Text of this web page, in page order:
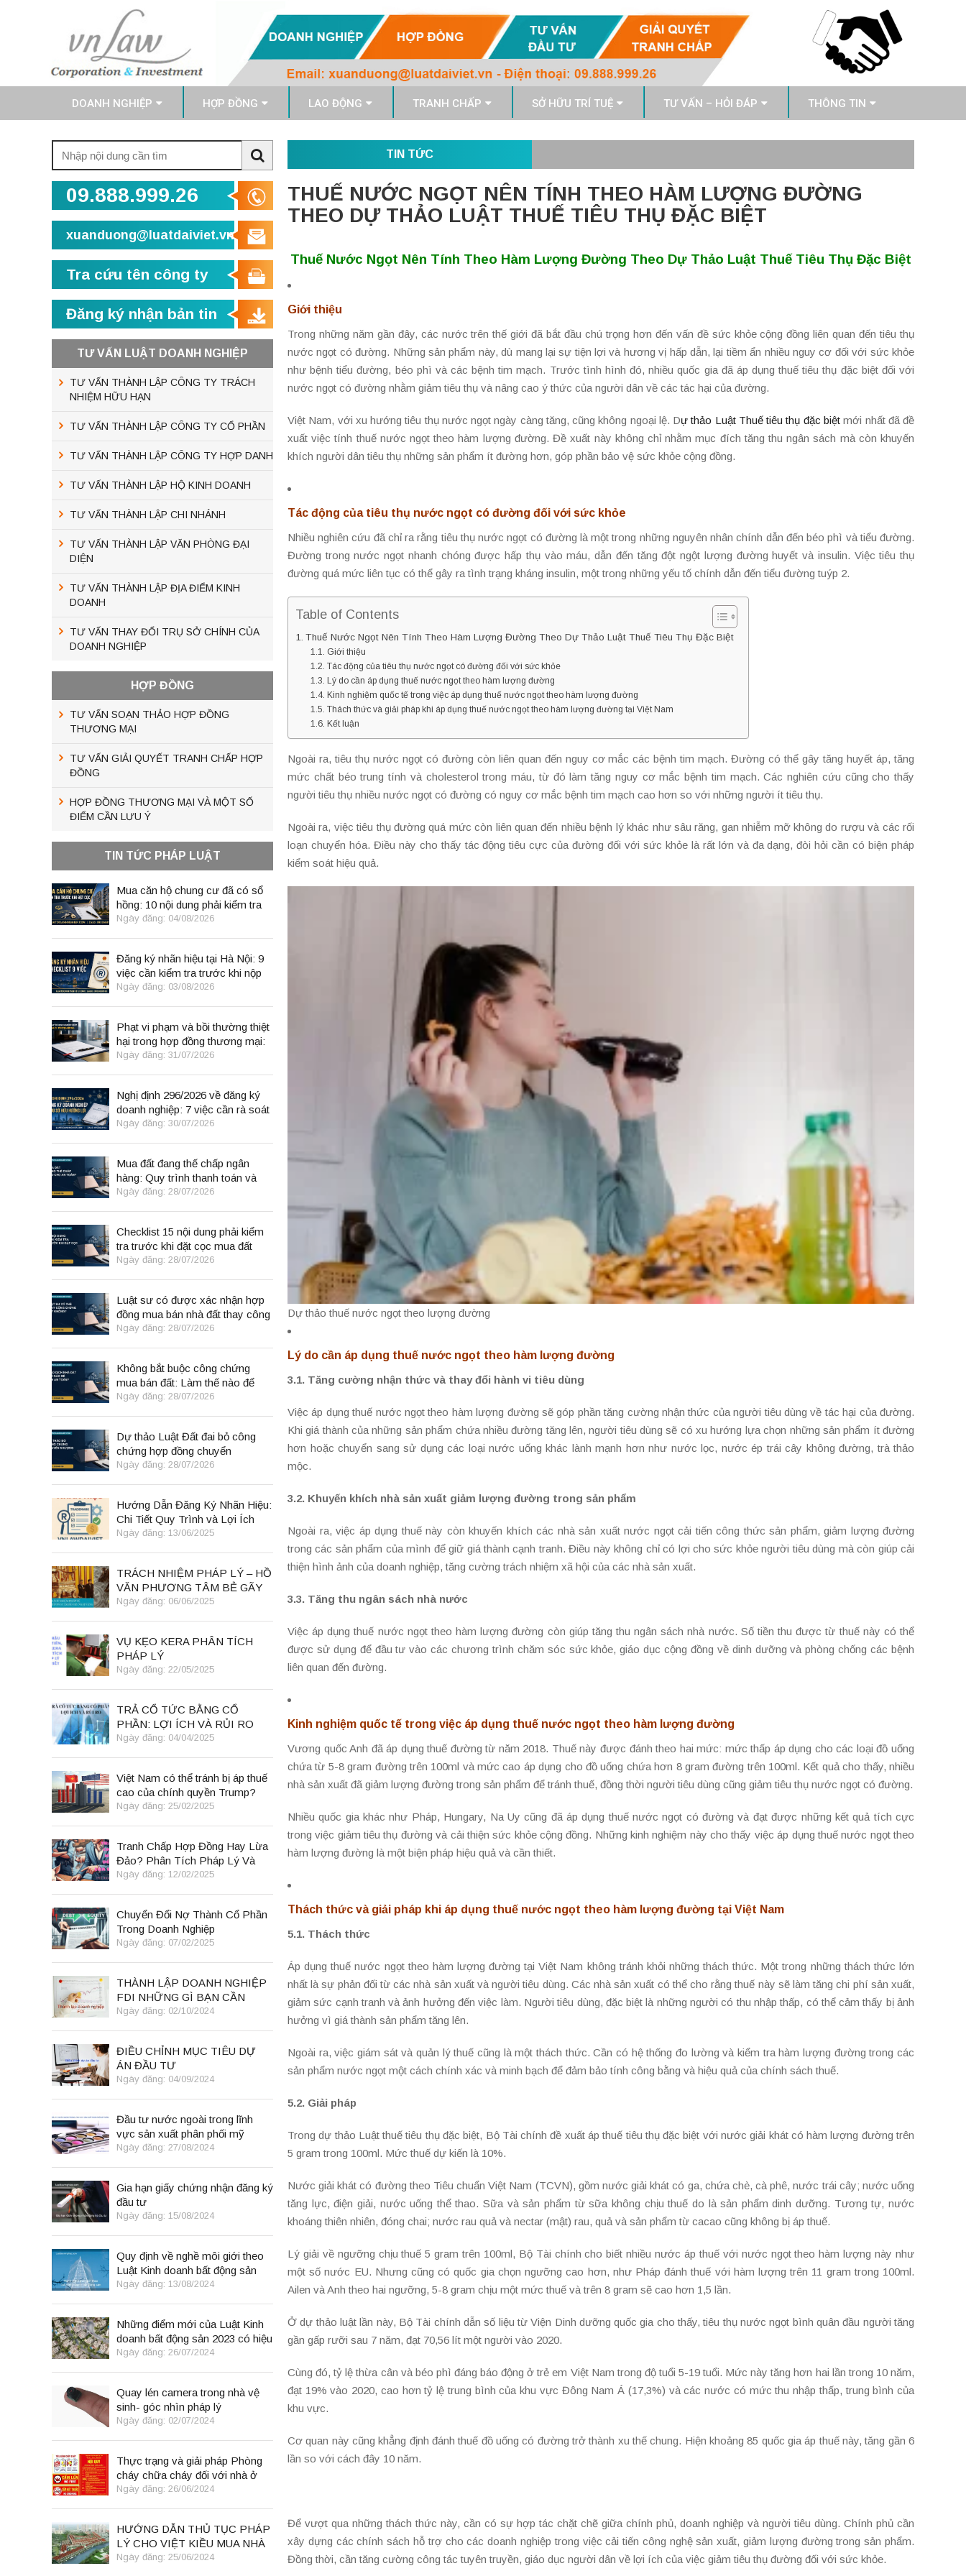
DOANH NGHIỆP HỢP ĐỒNG LAO ĐỘNG TRANH CHẤP SỞ HỮU TRÍ TUỆ TƯ VẤN – HỎI ĐÁP THÔNG TIN
TIN TỨC
THUẾ NƯỚC NGỌT NÊN TÍNH THEO HÀM LƯỢNG ĐƯỜNG
THEO DỰ THẢO LUẬT THUẾ TIÊU THỤ ĐẶC BIỆT
Thuế Nước Ngọt Nên Tính Theo Hàm Lượng Đường Theo Dự Thảo Luật Thuế Tiêu Thụ Đặc Biệt
Giới thiệu
Trong những năm gần đây, các nước trên thế giới đã bắt đầu chú trọng hơn đến vấn đề sức khỏe cộng đồng liên quan đến tiêu thụ
nước ngọt có đường. Những sản phẩm này, dù mang lại sự tiện lợi và hương vị hấp dẫn, lại tiềm ẩn nhiều nguy cơ đối với sức khỏe
như bệnh tiểu đường, béo phì và các bệnh tim mạch. Trước tình hình đó, nhiều quốc gia đã áp dụng thuế tiêu thụ đặc biệt đối với
nước ngọt có đường nhằm giảm tiêu thụ và nâng cao ý thức của người dân về các tác hại của đường.
Việt Nam, với xu hướng tiêu thụ nước ngọt ngày càng tăng, cũng không ngoại lệ. Dự thảo Luật Thuế tiêu thụ đặc biệtmới nhất đã đề
xuất việc tính thuế nước ngọt theo hàm lượng đường. Đề xuất này không chỉ nhằm mục đích tăng thu ngân sách mà còn khuyến
khích người dân tiêu thụ những sản phẩm ít đường hơn, góp phần bảo vệ sức khỏe cộng đồng.
Tác động của tiêu thụ nước ngọt có đường đối với sức khỏe
Nhiều nghiên cứu đã chỉ ra rằng tiêu thụ nước ngọt có đường là một trong những nguyên nhân chính dẫn đến béo phì và tiểu đường.
Đường trong nước ngọt nhanh chóng được hấp thụ vào máu, dẫn đến tăng đột ngột lượng đường huyết và insulin. Việc tiêu thụ
đường quá mức liên tục có thể gây ra tình trạng kháng insulin, một trong những yếu tố chính dẫn đến tiểu đường tuýp 2.
Table of Contents
Thuế Nước Ngọt Nên Tính Theo Hàm Lượng Đường Theo Dự Thảo Luật Thuế Tiêu Thụ Đặc Biệt
Giới thiệu
Tác động của tiêu thụ nước ngọt có đường đối với sức khỏe
Lý do cần áp dụng thuế nước ngọt theo hàm lượng đường
Kinh nghiệm quốc tế trong việc áp dụng thuế nước ngọt theo hàm lượng đường
Thách thức và giải pháp khi áp dụng thuế nước ngọt theo hàm lượng đường tại Việt Nam
Kết luận
Ngoài ra, tiêu thụ nước ngọt có đường còn liên quan đến nguy cơ mắc các bệnh tim mạch. Đường có thể gây tăng huyết áp, tăng
mức chất béo trung tính và cholesterol trong máu, từ đó làm tăng nguy cơ mắc bệnh tim mạch. Các nghiên cứu cũng cho thấy
người tiêu thụ nhiều nước ngọt có đường có nguy cơ mắc bệnh tim mạch cao hơn so với những người ít tiêu thụ.
Ngoài ra, việc tiêu thụ đường quá mức còn liên quan đến nhiều bệnh lý khác như sâu răng, gan nhiễm mỡ không do rượu và các rối
loạn chuyển hóa. Điều này cho thấy tác động tiêu cực của đường đối với sức khỏe là rất lớn và đa dạng, đòi hỏi cần có biện pháp
kiểm soát hiệu quả.
Dự thảo thuế nước ngọt theo lượng đường
Lý do cần áp dụng thuế nước ngọt theo hàm lượng đường
3.1. Tăng cường nhận thức và thay đổi hành vi tiêu dùng
Việc áp dụng thuế nước ngọt theo hàm lượng đường sẽ góp phần tăng cường nhận thức của người tiêu dùng về tác hại của đường.
Khi giá thành của những sản phẩm chứa nhiều đường tăng lên, người tiêu dùng sẽ có xu hướng lựa chọn những sản phẩm ít đường
hơn hoặc chuyển sang sử dụng các loại nước uống khác lành mạnh hơn như nước lọc, nước ép trái cây không đường, trà thảo
mộc.
3.2. Khuyến khích nhà sản xuất giảm lượng đường trong sản phẩm
Ngoài ra, việc áp dụng thuế này còn khuyến khích các nhà sản xuất nước ngọt cải tiến công thức sản phẩm, giảm lượng đường
trong các sản phẩm của mình để giữ giá thành cạnh tranh. Điều này không chỉ có lợi cho sức khỏe người tiêu dùng mà còn giúp cải
thiện hình ảnh của doanh nghiệp, tăng cường trách nhiệm xã hội của các nhà sản xuất.
3.3. Tăng thu ngân sách nhà nước
Việc áp dụng thuế nước ngọt theo hàm lượng đường còn giúp tăng thu ngân sách nhà nước. Số tiền thu được từ thuế này có thể
được sử dụng để đầu tư vào các chương trình chăm sóc sức khỏe, giáo dục cộng đồng về dinh dưỡng và phòng chống các bệnh
liên quan đến đường.
Kinh nghiệm quốc tế trong việc áp dụng thuế nước ngọt theo hàm lượng đường
Vương quốc Anh đã áp dụng thuế đường từ năm 2018. Thuế này được đánh theo hai mức: mức thấp áp dụng cho các loại đồ uống
chứa từ 5-8 gram đường trên 100ml và mức cao áp dụng cho đồ uống chứa hơn 8 gram đường trên 100ml. Kết quả cho thấy, nhiều
nhà sản xuất đã giảm lượng đường trong sản phẩm để tránh thuế, đồng thời người tiêu dùng cũng giảm tiêu thụ nước ngọt có đường.
Nhiều quốc gia khác như Pháp, Hungary, Na Uy cũng đã áp dụng thuế nước ngọt có đường và đạt được những kết quả tích cực
trong việc giảm tiêu thụ đường và cải thiện sức khỏe cộng đồng. Những kinh nghiệm này cho thấy việc áp dụng thuế nước ngọt theo
hàm lượng đường là một biện pháp hiệu quả và cần thiết.
Thách thức và giải pháp khi áp dụng thuế nước ngọt theo hàm lượng đường tại Việt Nam
5.1. Thách thức
Áp dụng thuế nước ngọt theo hàm lượng đường tại Việt Nam không tránh khỏi những thách thức. Một trong những thách thức lớn
nhất là sự phản đối từ các nhà sản xuất và người tiêu dùng. Các nhà sản xuất có thể cho rằng thuế này sẽ làm tăng chi phí sản xuất,
giảm sức cạnh tranh và ảnh hưởng đến việc làm. Người tiêu dùng, đặc biệt là những người có thu nhập thấp, có thể cảm thấy bị ảnh
hưởng vì giá thành sản phẩm tăng lên.
Ngoài ra, việc giám sát và quản lý thuế cũng là một thách thức. Cần có hệ thống đo lường và kiểm tra hàm lượng đường trong các
sản phẩm nước ngọt một cách chính xác và minh bạch để đảm bảo tính công bằng và hiệu quả của chính sách thuế.
5.2. Giải pháp
Trong dự thảo Luật thuế tiêu thụ đặc biệt, Bộ Tài chính đề xuất áp thuế tiêu thụ đặc biệt với nước giải khát có hàm lượng đường trên
5 gram trong 100ml. Mức thuế dự kiến là 10%.
Nước giải khát có đường theo Tiêu chuẩn Việt Nam (TCVN), gồm nước giải khát có ga, chứa chè, cà phê, nước trái cây; nước uống
tăng lực, điện giải, nước uống thể thao. Sữa và sản phẩm từ sữa không chịu thuế do là sản phẩm dinh dưỡng. Tương tự, nước
khoáng thiên nhiên, đóng chai; nước rau quả và nectar (mật) rau, quả và sản phẩm từ cacao cũng không bị áp thuế.
Lý giải về ngưỡng chịu thuế 5 gram trên 100ml, Bộ Tài chính cho biết nhiều nước áp thuế với nước ngọt theo hàm lượng này như
một số nước EU. Nhưng cũng có quốc gia chọn ngưỡng cao hơn, như Pháp đánh thuế với hàm lượng trên 11 gram trong 100ml.
Ailen và Anh theo hai ngưỡng, 5-8 gram chịu một mức thuế và trên 8 gram sẽ cao hơn 1,5 lần.
Ở dự thảo luật lần này, Bộ Tài chính dẫn số liệu từ Viện Dinh dưỡng quốc gia cho thấy, tiêu thụ nước ngọt bình quân đầu người tăng
gần gấp rưỡi sau 7 năm, đạt 70,56 lít một người vào 2020.
Cùng đó, tỷ lệ thừa cân và béo phì đáng báo động ở trẻ em Việt Nam trong độ tuổi 5-19 tuổi. Mức này tăng hơn hai lần trong 10 năm,
đạt 19% vào 2020, cao hơn tỷ lệ trung bình của khu vực Đông Nam Á (17,3%) và các nước có mức thu nhập thấp, trung bình của
khu vực.
Cơ quan này cũng khẳng định đánh thuế đồ uống có đường trở thành xu thế chung. Hiện khoảng 85 quốc gia áp thuế này, tăng gần 6
lần so với cách đây 10 năm.
Để vượt qua những thách thức này, cần có sự hợp tác chặt chẽ giữa chính phủ, doanh nghiệp và người tiêu dùng. Chính phủ cần
xây dựng các chính sách hỗ trợ cho các doanh nghiệp trong việc cải tiến công nghệ sản xuất, giảm lượng đường trong sản phẩm.
Đồng thời, cần tăng cường công tác tuyên truyền, giáo dục người dân về lợi ích của việc giảm tiêu thụ đường đối với sức khỏe.
kiếm:
Search
09.888.999.26
xuanduong@luatdaiviet.vn
Tra cứu tên công ty
Đăng ký nhận bản tin
TƯ VẤN LUẬT DOANH NGHIỆP
TƯ VẤN THÀNH LẬP CÔNG TY TRÁCH
NHIỆM HỮU HẠN
TƯ VẤN THÀNH LẬP CÔNG TY CỔ PHẦN
TƯ VẤN THÀNH LẬP CÔNG TY HỢP DANH
TƯ VẤN THÀNH LẬP HỘ KINH DOANH
TƯ VẤN THÀNH LẬP CHI NHÁNH
TƯ VẤN THÀNH LẬP VĂN PHÒNG ĐẠI
DIỆN
TƯ VẤN THÀNH LẬP ĐỊA ĐIỂM KINH
DOANH
TƯ VẤN THAY ĐỔI TRỤ SỞ CHÍNH CỦA
DOANH NGHIỆP
HỢP ĐỒNG
TƯ VẤN SOẠN THẢO HỢP ĐỒNG
THƯƠNG MẠI
TƯ VẤN GIẢI QUYẾT TRANH CHẤP HỢP
ĐỒNG
HỢP ĐỒNG THƯƠNG MẠI VÀ MỘT SỐ
ĐIỂM CẦN LƯU Ý
TIN TỨC PHÁP LUẬT
Mua căn hộ chung cư đã có sổ
hồng: 10 nội dung phải kiểm tra
trước khi đặt cọc
Ngày đăng: 04/08/2026
Đăng ký nhãn hiệu tại Hà Nội: 9
việc cần kiểm tra trước khi nộp
đơn
Ngày đăng: 03/08/2026
Phạt vi phạm và bồi thường thiệt
hại trong hợp đồng thương mại:
8 điểm cần kiểm tra
Ngày đăng: 31/07/2026
Nghị định 296/2026 về đăng ký
doanh nghiệp: 7 việc cần rà soát
Ngày đăng: 30/07/2026
Mua đất đang thế chấp ngân
hàng: Quy trình thanh toán và
giải chấp an toàn
Ngày đăng: 28/07/2026
Checklist 15 nội dung phải kiểm
tra trước khi đặt cọc mua đất
Ngày đăng: 28/07/2026
Luật sư có được xác nhận hợp
đồng mua bán nhà đất thay công
chứng viên không?
Ngày đăng: 28/07/2026
Không bắt buộc công chứng
mua bán đất: Làm thế nào để
giao dịch vẫn an toàn?
Ngày đăng: 28/07/2026
Dự thảo Luật Đất đai bỏ công
chứng hợp đồng chuyển
nhượng: Người mua nhà đất cần
Ngày đăng: 28/07/2026
Hướng Dẫn Đăng Ký Nhãn Hiệu:
Chi Tiết Quy Trình và Lợi Ích
Ngày đăng: 13/06/2025
TRÁCH NHIỆM PHÁP LÝ – HỒ
VĂN PHƯƠNG TÂM BẺ GÃY
NGAI VÀNG
Ngày đăng: 06/06/2025
VỤ KẸO KERA PHÂN TÍCH
PHÁP LÝ
Ngày đăng: 22/05/2025
TRẢ CỔ TỨC BẰNG CỔ
PHẦN: LỢI ÍCH VÀ RỦI RO
Ngày đăng: 04/04/2025
Việt Nam có thể tránh bị áp thuế
cao của chính quyền Trump?
Ngày đăng: 25/02/2025
Tranh Chấp Hợp Đồng Hay Lừa
Đảo? Phân Tích Pháp Lý Và
Bài Học Kinh Doanh
Ngày đăng: 12/02/2025
Chuyển Đổi Nợ Thành Cổ Phần
Trong Doanh Nghiệp
Ngày đăng: 07/02/2025
THÀNH LẬP DOANH NGHIỆP
FDI NHỮNG GÌ BẠN CẦN
BIẾT
Ngày đăng: 02/10/2024
ĐIỀU CHỈNH MỤC TIÊU DỰ
ÁN ĐẦU TƯ
Ngày đăng: 04/09/2024
Đầu tư nước ngoài trong lĩnh
vực sản xuất phân phối mỹ
phẩm
Ngày đăng: 27/08/2024
Gia hạn giấy chứng nhận đăng ký
đầu tư
Ngày đăng: 15/08/2024
Quy định về nghề môi giới theo
Luật Kinh doanh bất động sản
2023
Ngày đăng: 13/08/2024
Những điểm mới của Luật Kinh
doanh bất động sản 2023 có hiệu
lực từ 01/8/2024
Ngày đăng: 26/07/2024
Quay lén camera trong nhà vệ
sinh- góc nhìn pháp lý
Ngày đăng: 02/07/2024
Thực trạng và giải pháp Phòng
cháy chữa cháy đối với nhà ở
kết hợp kinh doanh tại Việt Nam
Ngày đăng: 26/06/2024
HƯỚNG DẪN THỦ TỤC PHÁP
LÝ CHO VIỆT KIỀU MUA NHÀ
TẠI VIỆT NAM THEO LUẬT
Ngày đăng: 25/06/2024